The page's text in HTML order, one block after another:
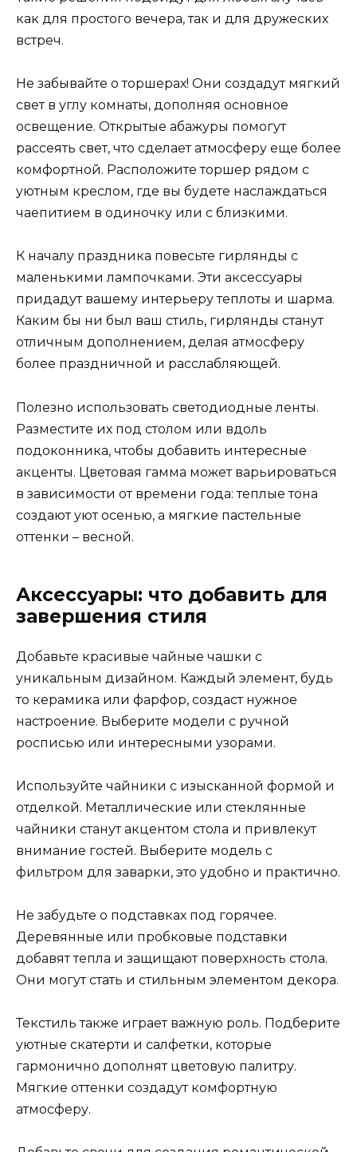
как для простого вечера, так и для дружеских
встреч.
Не забывайте о торшерах! Они создадут мягкий
свет в углу комнаты, дополняя основное
освещение. Открытые абажуры помогут
рассеять свет, что сделает атмосферу еще более
комфортной. Расположите торшер рядом с
уютным креслом, где вы будете наслаждаться
чаепитием в одиночку или с близкими.
К началу праздника повесьте гирлянды с
маленькими лампочками. Эти аксессуары
придадут вашему интерьеру теплоты и шарма.
Каким бы ни был ваш стиль, гирлянды станут
отличным дополнением, делая атмосферу
более праздничной и расслабляющей.
Полезно использовать светодиодные ленты.
Разместите их под столом или вдоль
подоконника, чтобы добавить интересные
акценты. Цветовая гамма может варьироваться
в зависимости от времени года: теплые тона
создают уют осенью, а мягкие пастельные
оттенки – весной.
Аксессуары: что добавить для
завершения стиля
Добавьте красивые чайные чашки с
уникальным дизайном. Каждый элемент, будь
то керамика или фарфор, создаст нужное
настроение. Выберите модели с ручной
росписью или интересными узорами.
Используйте чайники с изысканной формой и
отделкой. Металлические или стеклянные
чайники станут акцентом стола и привлекут
внимание гостей. Выберите модель с
фильтром для заварки, это удобно и практично.
Не забудьте о подставках под горячее.
Деревянные или пробковые подставки
добавят тепла и защищают поверхность стола.
Они могут стать и стильным элементом декора.
Текстиль также играет важную роль. Подберите
уютные скатерти и салфетки, которые
гармонично дополнят цветовую палитру.
Мягкие оттенки создадут комфортную
атмосферу.